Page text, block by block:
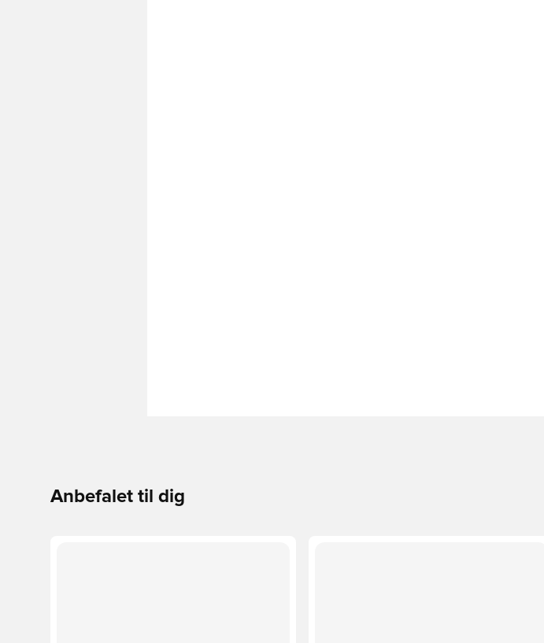
Anbefalet til dig